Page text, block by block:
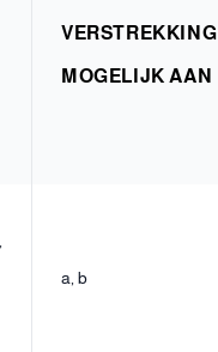
VERSTREKKING
MOGELIJK AAN
a, b